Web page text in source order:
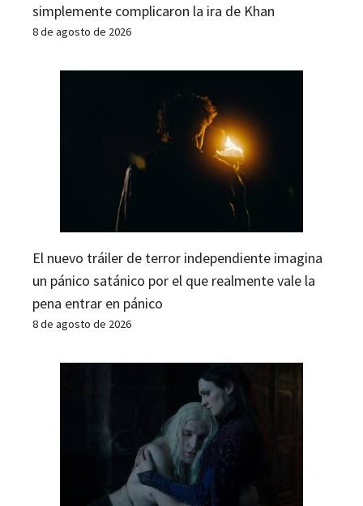
simplemente complicaron la ira de Khan
8 de agosto de 2026
El nuevo tráiler de terror independiente imagina
un pánico satánico por el que realmente vale la
pena entrar en pánico
8 de agosto de 2026